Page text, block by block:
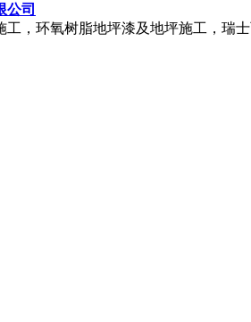
公司
工，环氧树脂地坪漆及地坪施工，瑞